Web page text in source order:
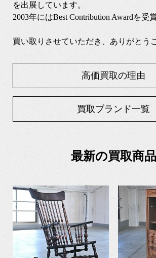
を出展しています。
2003年にはBest Contribution Awardを受
買い取りさせていただき、ありがとう
高価買取の理由
買取ブランド一覧
最新の買取商品